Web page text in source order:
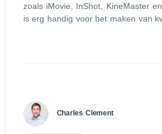
zoals iMovie, InShot, KineMaster
is erg handig voor het maken van
Charles Clement